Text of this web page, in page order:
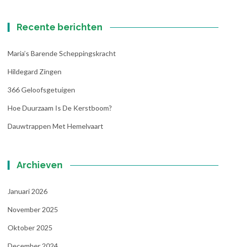
Recente berichten
Maria’s Barende Scheppingskracht
Hildegard Zingen
366 Geloofsgetuigen
Hoe Duurzaam Is De Kerstboom?
Dauwtrappen Met Hemelvaart
Archieven
Januari 2026
November 2025
Oktober 2025